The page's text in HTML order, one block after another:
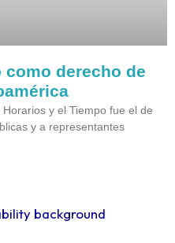
derecho de
y el Tiempo fue el de
y a representantes